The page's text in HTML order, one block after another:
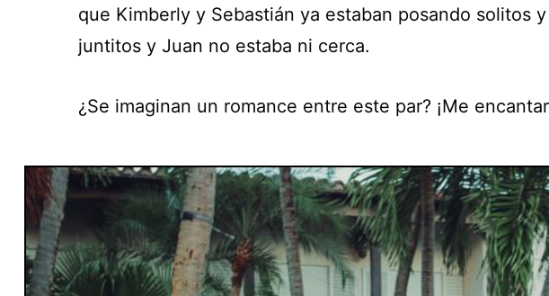
que Kimberly y Sebastián ya estaban posando solitos
juntitos y Juan no estaba ni cerca.
¿Se imaginan un romance entre este par? ¡Me